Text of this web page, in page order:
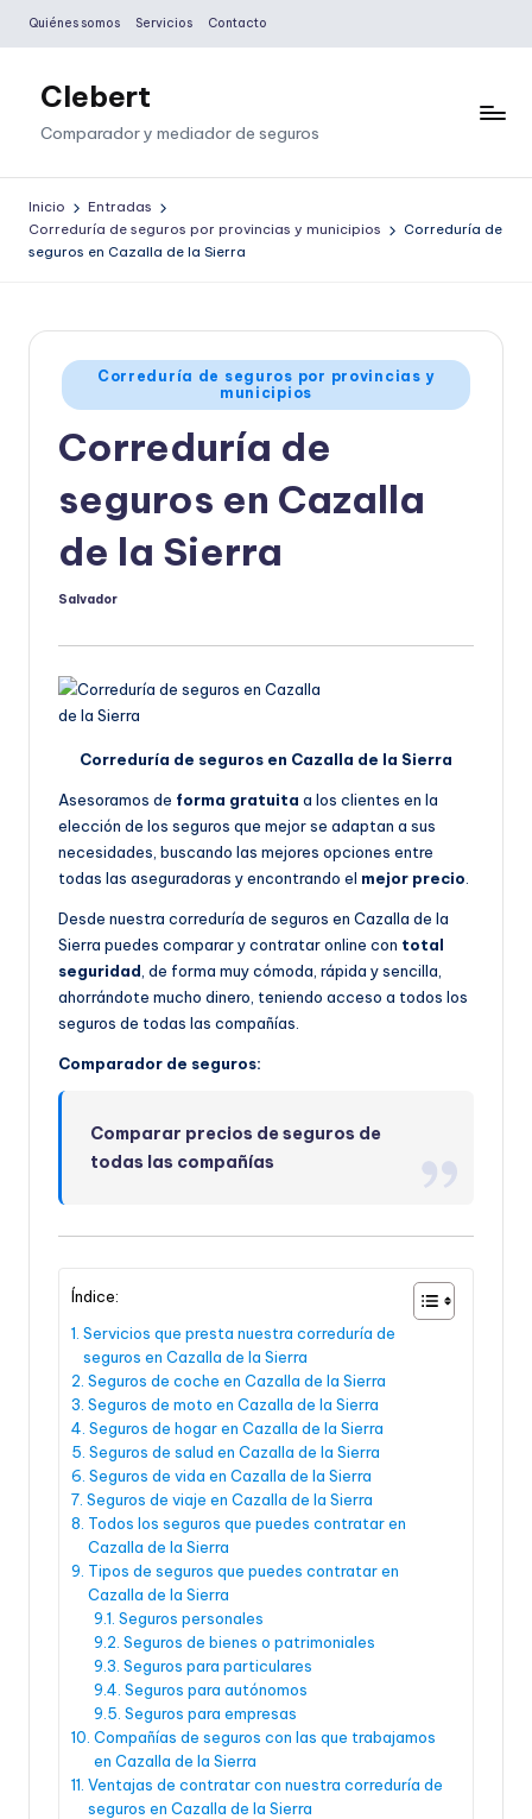
Saltar
contenido
Quiénes somos Servicios Contacto
Clebert
Comparador y mediador de seguros
Inicio
Entradas
Correduría de seguros por provincias y municipios
Correduría de
seguros en Cazalla de la Sierra
Publicado
en
Correduría de seguros por provincias y
municipios
Correduría de
seguros en Cazalla
de la Sierra
Publicado
Salvador
Correduría de seguros en Cazalla de la Sierra
Asesoramos de forma gratuita a los clientes en la
elección de los seguros que mejor se adaptan a sus
necesidades, buscando las mejores opciones entre
todas las aseguradoras y encontrando el mejor precio.
Desde nuestra correduría de seguros en Cazalla de la
Sierra puedes comparar y contratar online con total
seguridad, de forma muy cómoda, rápida y sencilla,
ahorrándote mucho dinero, teniendo acceso a todos los
seguros de todas las compañías.
Comparador de seguros:
Comparar precios de seguros de
todas las compañías
Índice:
Servicios que presta nuestra correduría de
seguros en Cazalla de la Sierra
Seguros de coche en Cazalla de la Sierra
Seguros de moto en Cazalla de la Sierra
Seguros de hogar en Cazalla de la Sierra
Seguros de salud en Cazalla de la Sierra
Seguros de vida en Cazalla de la Sierra
Seguros de viaje en Cazalla de la Sierra
Todos los seguros que puedes contratar en
Cazalla de la Sierra
Tipos de seguros que puedes contratar en
Cazalla de la Sierra
Seguros personales
Seguros de bienes o patrimoniales
Seguros para particulares
Seguros para autónomos
Seguros para empresas
Compañías de seguros con las que trabajamos
en Cazalla de la Sierra
Ventajas de contratar con nuestra correduría de
seguros en Cazalla de la Sierra